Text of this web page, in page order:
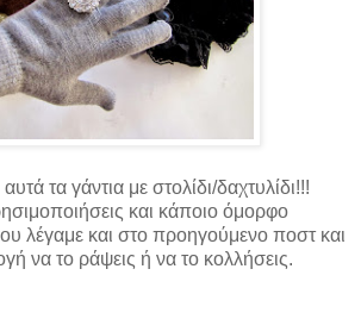
τα γάντια με στολίδι/δαχτυλίδι!!!
και κάποιο όμορφο
λέγαμε και στο προηγούμενο ποστ και
να το ράψεις ή να το κολλήσεις.